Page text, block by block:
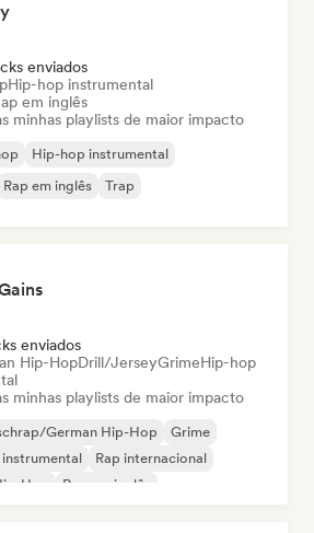
enviados
Hip-hop instrumental
em inglês
minhas playlists de maior impacto
Hip-hop instrumental
Rap em inglês Trap
enviados
Hip-HopDrill/JerseyGrimeHip-hop
minhas playlists de maior impacto
German Hip-Hop
Grime
Rap internacional
Hop
Rap em inglês